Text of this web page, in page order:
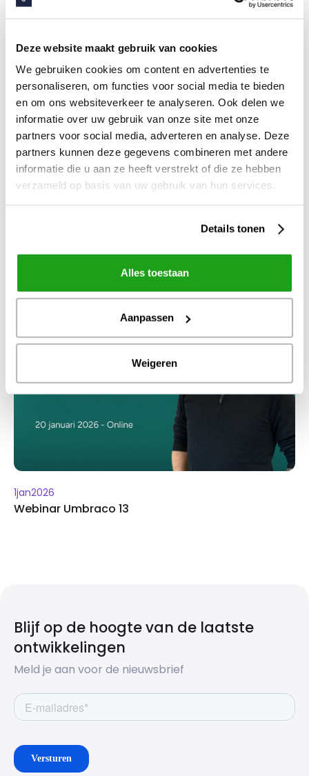
Deze website maakt gebruik van cookies
We gebruiken cookies om content en advertenties te
personaliseren, om functies voor social media te bieden
en om ons websiteverkeer te analyseren. Ook delen we
informatie over uw gebruik van onze site met onze
partners voor social media, adverteren en analyse. Deze
partners kunnen deze gegevens combineren met andere
informatie die u aan ze heeft verstrekt of die ze hebben
verzameld op basis van uw gebruik van hun services.
Details tonen
Alles toestaan
Aanpassen
Weigeren
dienstverlening voor iedereen toegankelijk
Aedes-corporatiedag
1jan2026
Webinar Umbraco 13
Blijf op de hoogte van de laatste
ontwikkelingen
Meld je aan voor de nieuwsbrief